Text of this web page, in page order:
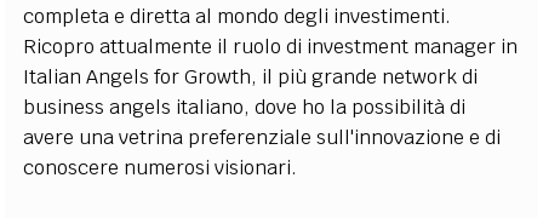
SOCIAL MEDIA
completa e diretta al mondo degli investimenti.
Ricopro attualmente il ruolo di investment manager in
Italian Angels for Growth, il più grande network di
business angels italiano, dove ho la possibilità di
avere una vetrina preferenziale sull'innovazione e di
conoscere numerosi visionari.